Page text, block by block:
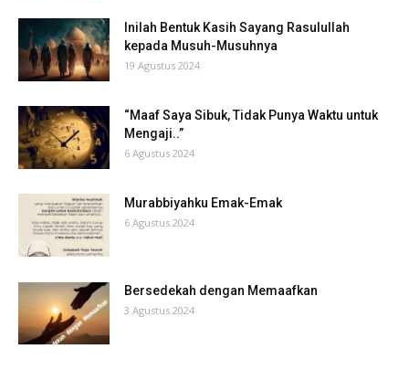
Inilah Bentuk Kasih Sayang Rasulullah
kepada Musuh-Musuhnya
19 Agustus 2024
“Maaf Saya Sibuk, Tidak Punya Waktu untuk
Mengaji..”
6 Agustus 2024
Murabbiyahku Emak-Emak
6 Agustus 2024
Bersedekah dengan Memaafkan
3 Agustus 2024